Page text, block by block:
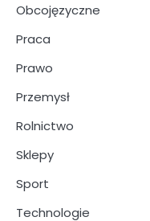
Obcojęzyczne
Praca
Prawo
Przemysł
Rolnictwo
Sklepy
Sport
Technologie